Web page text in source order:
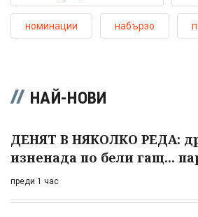
номинации набързо
НАЙ-НОВИ
ДЕНЯТ В НЯКОЛКО РЕДА:
изненада по бели гащ...
преди 1 час